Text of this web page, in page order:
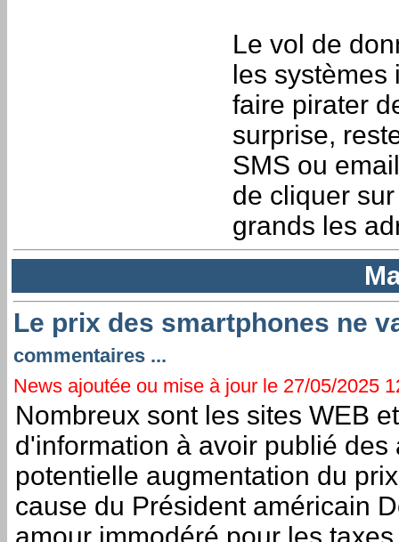
Le vol de
les
faire pirater
surprise,
SMS ou
de cliquer
grands les
Le prix des smartphones ne
commentaires ...
News ajoutée ou mise à jour le 27/05/2025
Nombreux sont les sites WEB
d'information à avoir publié des
potentielle augmentation du
cause du Président américain